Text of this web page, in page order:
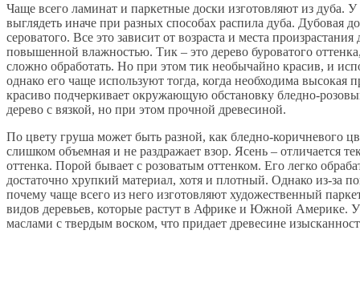
Чаще всего ламинат и паркетные доски изготовляют из дуба. У
выглядеть иначе при разных способах распила дуба. Дубовая
сероватого. Все это зависит от возраста и места
повышенной влажностью. Тик – это дерево буроватого
сложно обработать. Но при этом тик необычайно красив, и
однако его чаще используют тогда, когда необходима высокая
красиво подчеркивает окружающую обстановку бледно-
дерево с вязкой, но при этом прочной древесиной.
По цвету груша может быть разной, как бледно-коричневого
слишком объемная и не раздражает взор. Ясень – отличается
оттенка. Порой бывает с розоватым оттенком. Его легко
достаточно хрупкий материал, хотя и плотный. Однако из-за
почему чаще всего из него изготовляют художественный
видов деревьев, которые растут в Африке и Южной Америке.
маслами с твердым воском, что придает древесине